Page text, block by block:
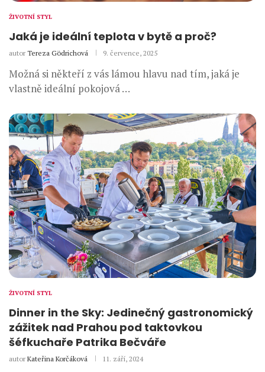
ŽIVOTNÍ STYL
Jaká je ideální teplota v bytě a proč?
autor Tereza Gödrichová 9. července, 2025
Možná si někteří z vás lámou hlavu nad tím, jaká je
vlastně ideální pokojová …
ŽIVOTNÍ STYL
Dinner in the Sky: Jedinečný gastronomický
zážitek nad Prahou pod taktovkou
šéfkuchaře Patrika Bečváře
autor Kateřina Korčáková 11. září, 2024